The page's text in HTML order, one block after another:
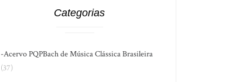
Categorias
-Acervo PQPBach de Música Clássica Brasileira
(37)